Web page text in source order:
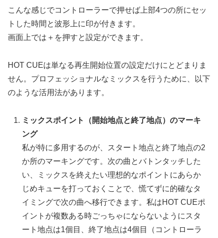
こんな感じでコントローラーで押せば上部4つの所にセッ
トした時間と波形上に印が付きます。
画面上では＋を押すと設定ができます。
HOT CUEは単なる再生開始位置の設定だけにとどまりま
せん。プロフェッショナルなミックスを行うために、以下
のような活用法があります。
ミックスポイント（開始地点と終了地点）のマーキ
ング
私が特に多用するのが、スタート地点と終了地点の2
か所のマーキングです。次の曲とバトンタッチした
い、ミックスを終えたい理想的なポイントにあらか
じめキューを打っておくことで、慌てずに的確なタ
イミングで次の曲へ移行できます。私はHOT CUEポ
イントが複数ある時ごっちゃにならないようにスタ
ート地点は1個目、終了地点は4個目（コントローラ